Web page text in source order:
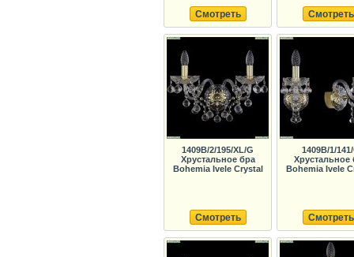
Смотреть Смотреть
1409B/2/195/XL/G
Хрустальное бра
Bohemia Ivele Crystal
Смотреть
1409B/1/
Хрустальное
Bohemia Ivele
Смотреть